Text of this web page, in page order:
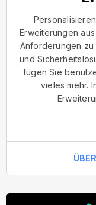
Erweiterungen
Anforderungen
und
fügen Sie
vieles mehr.